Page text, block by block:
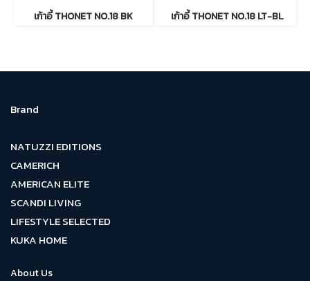
เก้าอี้ THONET NO.18 BK เก้าอี้ THONET NO.18 LT-BL
Brand
NATUZZI EDITIONS
CAMERICH
AMERICAN ELITE
SCANDI LIVING
LIFESTYLE SELECTED
KUKA HOME
About Us